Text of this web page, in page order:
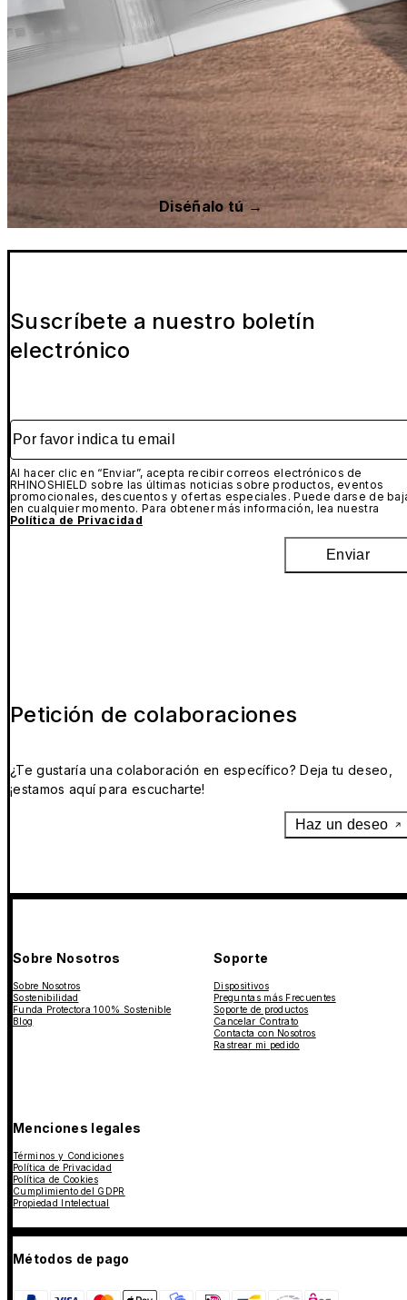
Diséñalo tú →
Suscríbete a nuestro boletín
electrónico
Por favor indica tu email
Al hacer clic en “Enviar”, acepta recibir correos electrónicos de
RHINOSHIELD sobre las últimas noticias sobre productos, eventos
promocionales, descuentos y ofertas especiales. Puede darse de
en cualquier momento. Para obtener más información, lea nuestra
Política de Privacidad
Enviar
Petición de colaboraciones
¿Te gustaría una colaboración en específico? Deja tu deseo,
¡estamos aquí para escucharte!
Haz un deseo
Sobre Nosotros
Sobre Nosotros
Sostenibilidad
Funda Protectora 100% Sostenible
Blog
Soporte
Dispositivos
Preguntas más Frecuentes
Soporte de productos
Cancelar Contrato
Contacta con Nosotros
Rastrear mi pedido
Menciones legales
Términos y Condiciones
Política de Privacidad
Política de Cookies
Cumplimiento del GDPR
Propiedad Intelectual
Métodos de pago